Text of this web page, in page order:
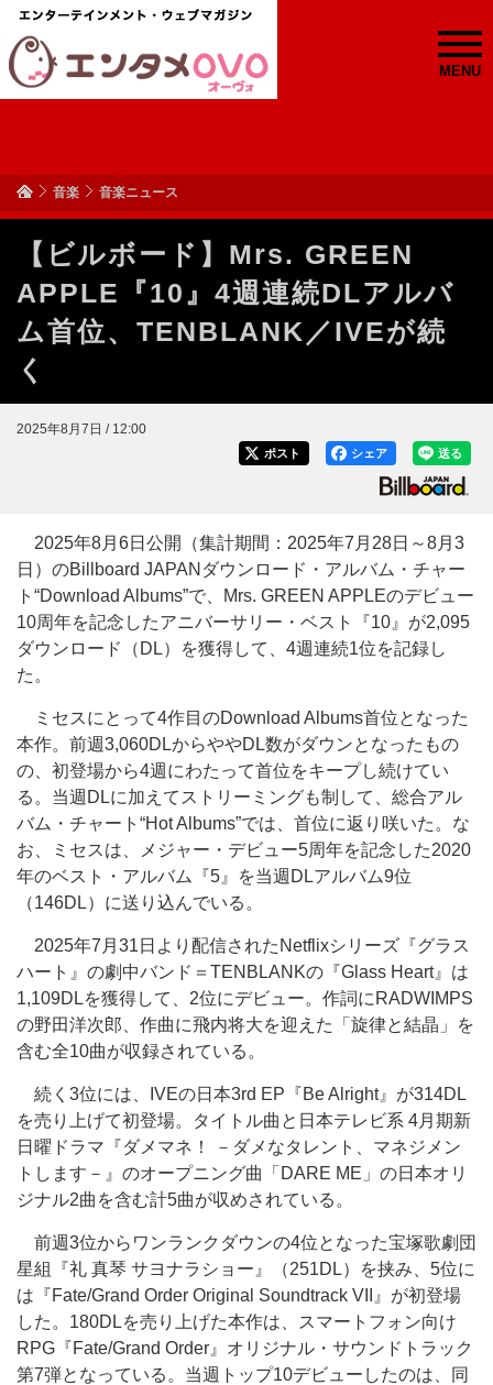
MENU
音楽 音楽ニュース
【ビルボード】Mrs. GREEN
APPLE『10』4週連続DLアルバ
ム首位、TENBLANK／IVEが続
く
2025年8月7日 / 12:00
送る
シェア
ポスト
2025年8月6日公開（集計期間：2025年7月28日～8月3
日）のBillboard JAPANダウンロード・アルバム・チャー
ト“Download Albums”で、Mrs. GREEN APPLEのデビュー
10周年を記念したアニバーサリー・ベスト『10』が2,095
ダウンロード（DL）を獲得して、4週連続1位を記録し
た。
ミセスにとって4作目のDownload Albums首位となった
本作。前週3,060DLからややDL数がダウンとなったもの
の、初登場から4週にわたって首位をキープし続けてい
る。当週DLに加えてストリーミングも制して、総合アル
バム・チャート“Hot Albums”では、首位に返り咲いた。な
お、ミセスは、メジャー・デビュー5周年を記念した2020
年のベスト・アルバム『5』を当週DLアルバム9位
（146DL）に送り込んでいる。
2025年7月31日より配信されたNetflixシリーズ『グラス
ハート』の劇中バンド＝TENBLANKの『Glass Heart』は
1,109DLを獲得して、2位にデビュー。作詞にRADWIMPS
の野田洋次郎、作曲に飛内将大を迎えた「旋律と結晶」を
含む全10曲が収録されている。
続く3位には、IVEの日本3rd EP『Be Alright』が314DL
を売り上げて初登場。タイトル曲と日本テレビ系 4月期新
日曜ドラマ『ダメマネ！ －ダメなタレント、マネジメン
トします－』のオープニング曲「DARE ME」の日本オリ
ジナル2曲を含む計5曲が収めされている。
前週3位からワンランクダウンの4位となった宝塚歌劇団
星組『礼 真琴 サヨナラショー』（251DL）を挟み、5位に
は『Fate/Grand Order Original Soundtrack VII』が初登場
した。180DLを売り上げた本作は、スマートフォン向け
RPG『Fate/Grand Order』オリジナル・サウンドトラック
第7弾となっている。当週トップ10デビューしたのは、同